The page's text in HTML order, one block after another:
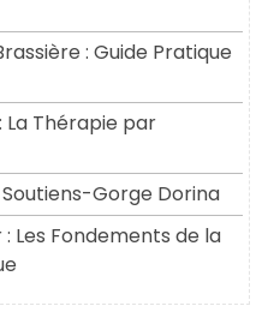
: Guide Pratique
La Thérapie par
Gorge Dorina
Les Fondements de la